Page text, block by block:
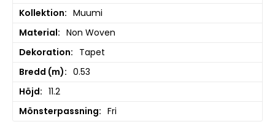
Kollektion
Muumi
Material
Non Woven
Dekoration
Tapet
Bredd (m)
0.53
Höjd
11.2
Mönsterpassning
Fri